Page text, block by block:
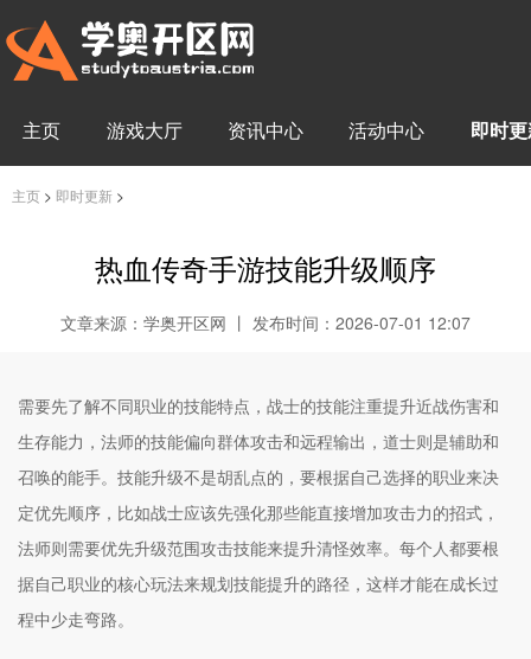
主页 游戏大厅 资讯中心 活动中心 即时
主页 > 即时更新 >
热血传奇手游技能升级顺序
文章来源：学奥开区网 丨 发布时间：2026-07-01 12:07
需要先了解不同职业的技能特点，战士的技能注重提升近战伤害和
生存能力，法师的技能偏向群体攻击和远程输出，道士则是辅助和
召唤的能手。技能升级不是胡乱点的，要根据自己选择的职业来决
定优先顺序，比如战士应该先强化那些能直接增加攻击力的招式，
法师则需要优先升级范围攻击技能来提升清怪效率。每个人都要根
据自己职业的核心玩法来规划技能提升的路径，这样才能在成长过
程中少走弯路。